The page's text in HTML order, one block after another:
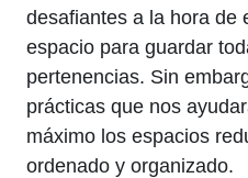
desafiantes ⁢a la‍ hora ⁢de
espacio para guardar
pertenencias. Sin​
prácticas que nos
máximo los ⁤espacios
ordenado y​ organizado.